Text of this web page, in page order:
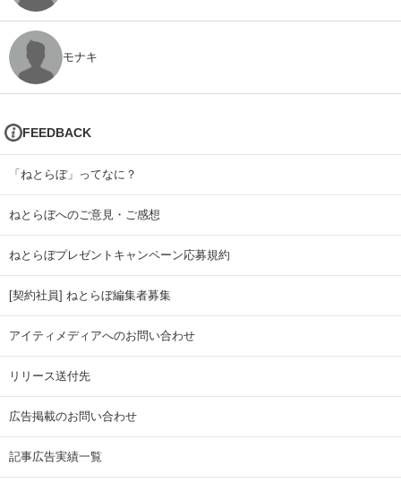
モナキ
FEEDBACK
「ねとらぼ」ってなに？
ねとらぼへのご意見・ご感想
ねとらぼプレゼントキャンペーン応募規約
[契約社員] ねとらぼ編集者募集
アイティメディアへのお問い合わせ
リリース送付先
広告掲載のお問い合わせ
記事広告実績一覧